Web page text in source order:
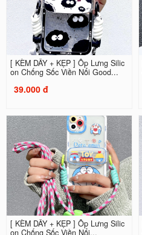
[ KÈM DÂY + KẸP ] Ốp Lưng Silic
on Chống Sốc Viền Nổi Good...
39.000 đ
[ KÈM DÂY + KẸP ] Ốp Lưng Silic
on Chống Sốc Viền Nổi...